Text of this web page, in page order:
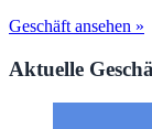
Geschäft ansehen »
Aktuelle